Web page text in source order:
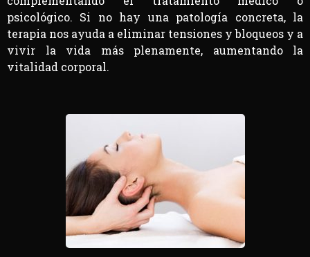
psicológico. Si no hay una patología concreta, la
terapia nos ayuda a eliminar tensiones y bloqueos y a
vivir la vida más plenamente, aumentando la
vitalidad corporal.